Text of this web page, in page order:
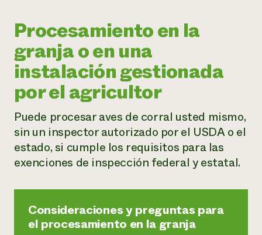
Procesamiento en la
granja o en una
instalación gestionada
por el agricultor
Puede procesar aves de corral usted mismo,
sin un inspector autorizado por el USDA o el
estado, si cumple los requisitos para las
exenciones de inspección federal y estatal.
Consideraciones y preguntas para
el procesamiento en la granja